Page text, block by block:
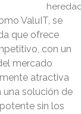
ValuIT, se
que ofrece
con un
mercado
atractiva
una solución de
potente sin los